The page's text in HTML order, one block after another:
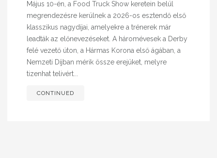
Május 10-én, a Food Truck Show keretein belül
megrendezésre kerülnek a 2026-os esztendő első
klasszikus nagydíjai, amelyekre a trénerek már
leadták az előnevezéseket. A háromévesek a Derby
felé vezető úton, a Hármas Korona első ágában, a
Nemzeti Díjban mérik össze erejüket, melyre
tizenhat telivért...
CONTINUED